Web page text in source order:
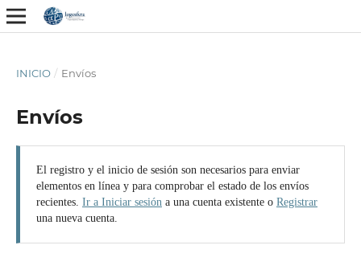
INICIO / Envíos
Envíos
El registro y el inicio de sesión son necesarios para enviar
elementos en línea y para comprobar el estado de los envíos
recientes. Ir a Iniciar sesióna una cuenta existente o Registrar
una nueva cuenta.